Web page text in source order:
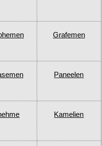
Grafemen
Paneelen
Kamelien